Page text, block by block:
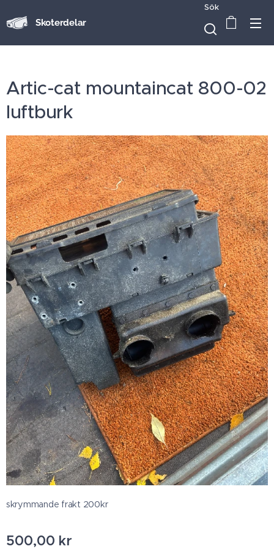
Skoterdelar
Sök
Artic-cat mountaincat 800-02
luftburk
skrymmande frakt 200kr
500,00 kr